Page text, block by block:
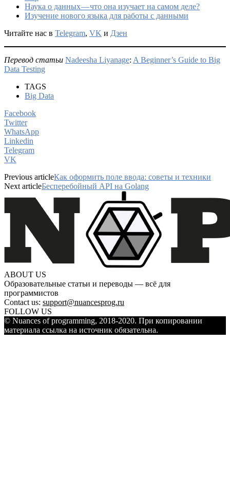
Наука о данных — что она изучает на самом деле?
Изучение нового языка для работы с данными
Читайте нас в Telegram, VK и Дзен
Перевод статьи Nadeesha Liyanage: A Beginner’s Guide to Big
Data Testing
TAGS
Big Data
Facebook
Twitter
WhatsApp
Linkedin
Telegram
VK
Previous articleКак оформить поле ввода: советы и техники
Next articleБесперебойный API на Golang
ABOUT US
Образовательные статьи и переводы — всё для
программистов
Contact us: support@nuancesprog.ru
FOLLOW US
© Nuances of programming, 2018-2020. При копировании
материала ссылка на источник обязательна.